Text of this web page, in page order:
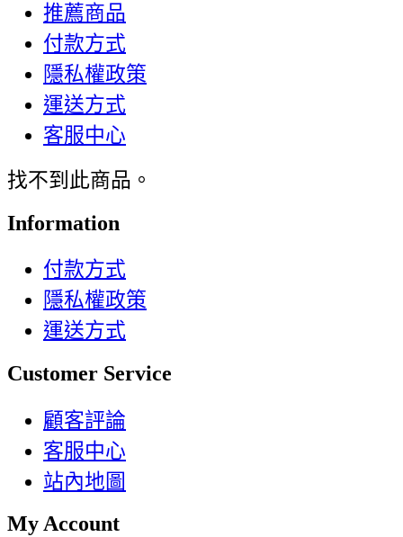
推薦商品
付款方式
隱私權政策
運送方式
客服中心
找不到此商品。
Information
付款方式
隱私權政策
運送方式
Customer Service
顧客評論
客服中心
站內地圖
My Account